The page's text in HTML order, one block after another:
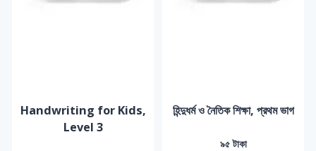
Handwriting for Kids,
Level 3
হিন্দুধর্ম ও নৈতিক শিক্ষা, প্রথম ভাগ
৯৫ টাকা